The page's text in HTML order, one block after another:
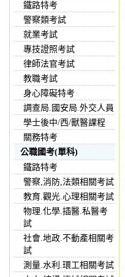
鐵路特考
警察類考試
就業考試
專技證照考試
律師法官考試
教職考試
身心障礙特考
調查局.國安局.外交人員
學士後中/西/獸醫課程
關務特考
公職國考(單科)
鐵路特考
警察,消防,法類相關考試
教育.觀光.心理相關考試
物理.化學.插醫.私醫考
試
社會.地政.不動產相關考
試
測量.水利.環工相關考試